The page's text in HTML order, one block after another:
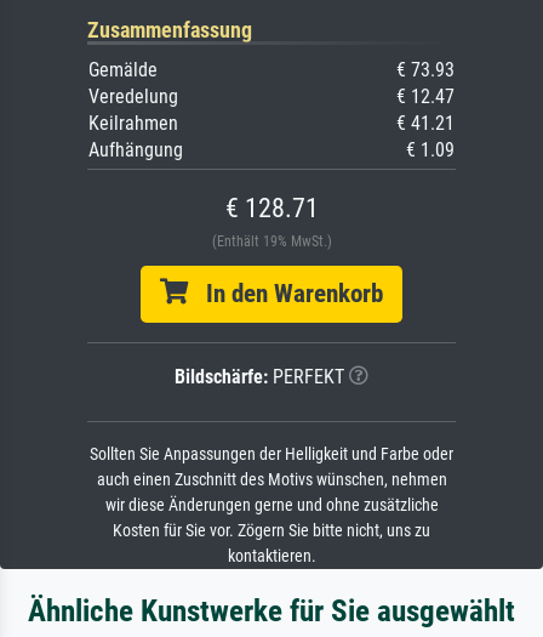
Zusammenfassung
Gemälde
€ 73.93
Veredelung
€ 12.47
Keilrahmen
€ 41.21
Aufhängung
€ 1.09
€ 128.71
(Enthält 19% MwSt.)
In den Warenkorb
Bildschärfe: PERFEKT
Sollten Sie Anpassungen der Helligkeit und Farbe oder
auch einen Zuschnitt des Motivs wünschen, nehmen
wir diese Änderungen gerne und ohne zusätzliche
Kosten für Sie vor. Zögern Sie bitte nicht, uns zu
kontaktieren.
Ähnliche Kunstwerke für Sie ausgewählt